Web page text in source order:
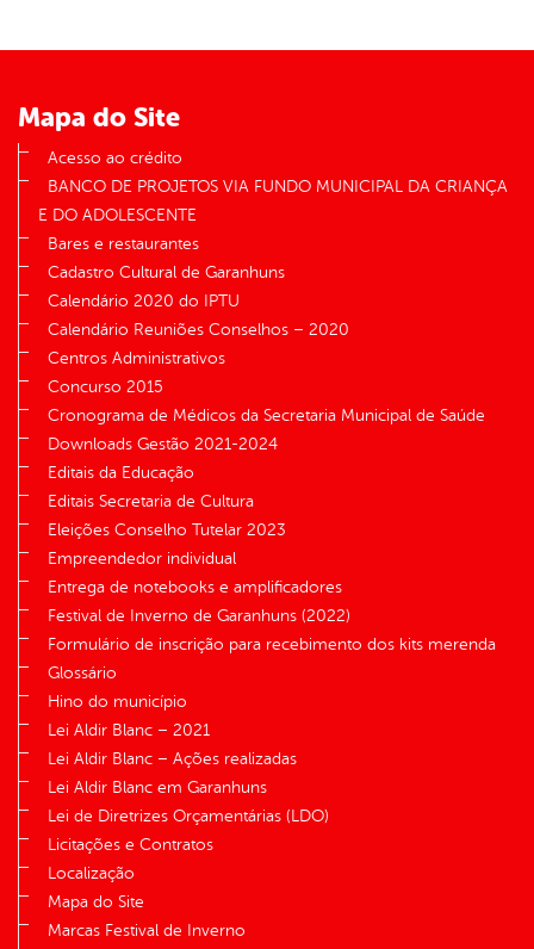
Mapa do Site
Acesso ao crédito
BANCO DE PROJETOS VIA FUNDO MUNICIPAL DA CRIANÇA
E DO ADOLESCENTE
Bares e restaurantes
Cadastro Cultural de Garanhuns
Calendário 2020 do IPTU
Calendário Reuniões Conselhos – 2020
Centros Administrativos
Concurso 2015
Cronograma de Médicos da Secretaria Municipal de Saúde
Downloads Gestão 2021-2024
Editais da Educação
Editais Secretaria de Cultura
Eleições Conselho Tutelar 2023
Empreendedor individual
Entrega de notebooks e amplificadores
Festival de Inverno de Garanhuns (2022)
Formulário de inscrição para recebimento dos kits merenda
Glossário
Hino do município
Lei Aldir Blanc – 2021
Lei Aldir Blanc – Ações realizadas
Lei Aldir Blanc em Garanhuns
Lei de Diretrizes Orçamentárias (LDO)
Licitações e Contratos
Localização
Mapa do Site
Marcas Festival de Inverno